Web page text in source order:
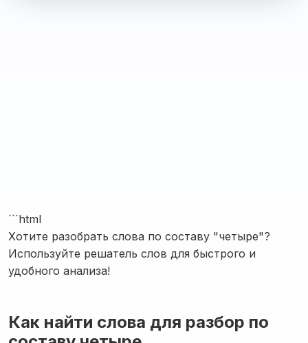
```html
Хотите разобрать слова по составу "четыре"?
Используйте решатель слов для быстрого и
удобного анализа!
Как найти слова для разбор по